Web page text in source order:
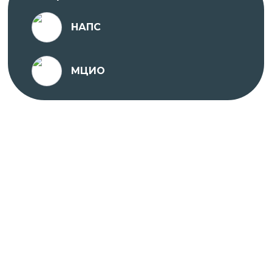
Проходить обучение вы можете в любое удобное
телефона, подключенного к сети Интернет.
НАПС
МЦИО